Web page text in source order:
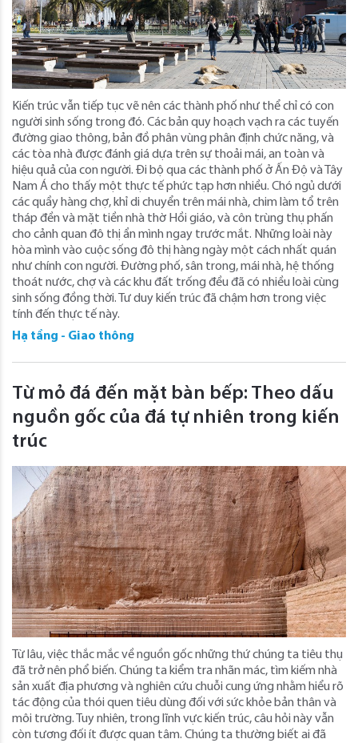
Kiến trúc vẫn tiếp tục vẽ nên các thành phố như thể chỉ có con
người sinh sống trong đó. Các bản quy hoạch vạch ra các tuyến
đường giao thông, bản đồ phân vùng phân định chức năng, và
các tòa nhà được đánh giá dựa trên sự thoải mái, an toàn và
hiệu quả của con người. Đi bộ qua các thành phố ở Ấn Độ và Tây
Nam Á cho thấy một thực tế phức tạp hơn nhiều. Chó ngủ dưới
các quầy hàng chợ, khỉ di chuyển trên mái nhà, chim làm tổ trên
tháp đền và mặt tiền nhà thờ Hồi giáo, và côn trùng thụ phấn
cho cảnh quan đô thị ẩn mình ngay trước mắt. Những loài này
hòa mình vào cuộc sống đô thị hàng ngày một cách nhất quán
như chính con người. Đường phố, sân trong, mái nhà, hệ thống
thoát nước, chợ và các khu đất trống đều đã có nhiều loài cùng
sinh sống đồng thời. Tư duy kiến ​​trúc đã chậm hơn trong việc
tính đến thực tế này.
Hạ tầng - Giao thông
Từ mỏ đá đến mặt bàn bếp: Theo dấu
nguồn gốc của đá tự nhiên trong kiến ​​
trúc
Từ lâu, việc thắc mắc về nguồn gốc những thứ chúng ta tiêu thụ
đã trở nên phổ biến. Chúng ta kiểm tra nhãn mác, tìm kiếm nhà
sản xuất địa phương và nghiên cứu chuỗi cung ứng nhằm hiểu rõ
tác động của thói quen tiêu dùng đối với sức khỏe bản thân và
môi trường. Tuy nhiên, trong lĩnh vực kiến ​​trúc, câu hỏi này vẫn
còn tương đối ít được quan tâm. Chúng ta thường biết ai đã